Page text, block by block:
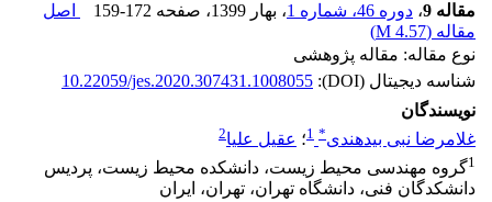
مقاله 9
، دوره 46، شماره 1 ، بهار 1399 ، صفحه 159-172
اصل
مقاله (4.57 M
)
نوع مقاله: مقاله پژوهشی
شناسه دیجیتال (DOI):
10.22059/jes.2020.307431.1008055
نویسندگان
غلامرضا نبی بیدهندی*
1؛ عقیل علیا2
1گروه مهندسی محیط زیست، دانشکده محیط زیست، پردیس
دانشکدگان فنی، دانشگاه تهران، تهران، ایران